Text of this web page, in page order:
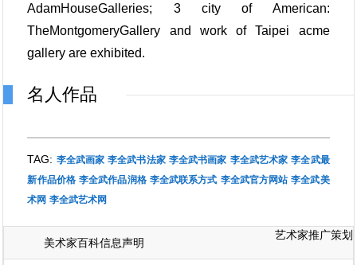
AdamHouseGalleries; 3 city of American:
TheMontgomeryGallery and work of Taipei acme
gallery are exhibited.
名人作品
TAG: 李全武画家 李全武书法家 李全武书画家 李全武艺术家 李全武最
新作品价格 李全武作品润格 李全武联系方式 李全武官方网站 李全武美
术网 李全武艺术网
美术家百科信息声明
艺术家推广策划